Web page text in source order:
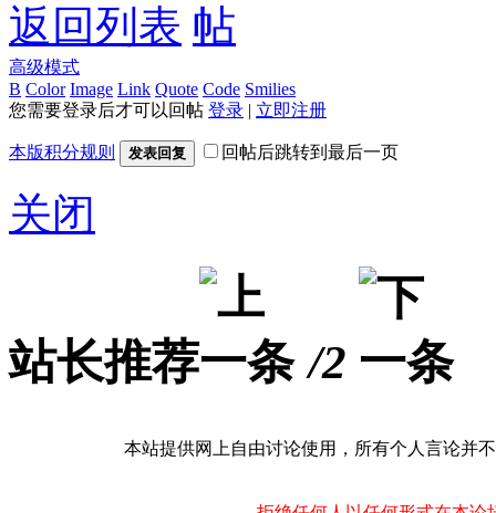
返回列表
高级模式
B Color Image Link Quote Code Smilies
您需要登录后才可以回帖 登录 | 立即注册
本版积分规则 发表回复 回帖后跳转到最后一页
关闭
站长推荐 /2
本站提供网上自由讨论使用，所有个人言论并